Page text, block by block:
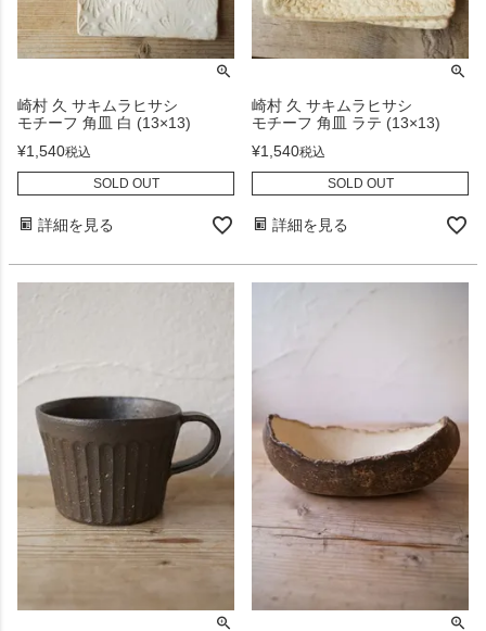
崎村 久 サキムラヒサシ
モチーフ 角皿 白 (13×13)
¥1,540税込
SOLD OUT
詳細を見る
崎村 久 サキムラヒサシ
モチーフ 角皿 ラテ (13×13)
¥1,540税込
SOLD OUT
詳細を見る